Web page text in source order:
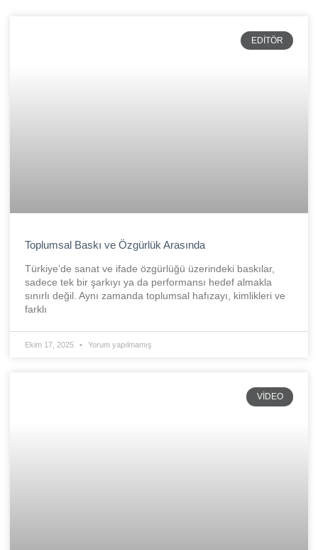
EDITÖR
Toplumsal Baskı ve Özgürlük Arasında
Türkiye’de sanat ve ifade özgürlüğü üzerindeki baskılar,
sadece tek bir şarkıyı ya da performansı hedef almakla
sınırlı değil. Aynı zamanda toplumsal hafızayı, kimlikleri ve
farklı
Ekim 17, 2025 Yorum yapılmamış
VIDEO